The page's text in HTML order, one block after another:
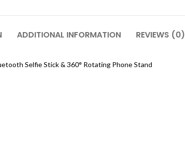
ADDITIONAL INFORMATION REVIEWS (0)
Selfie Stick & 360° Rotating Phone Stand